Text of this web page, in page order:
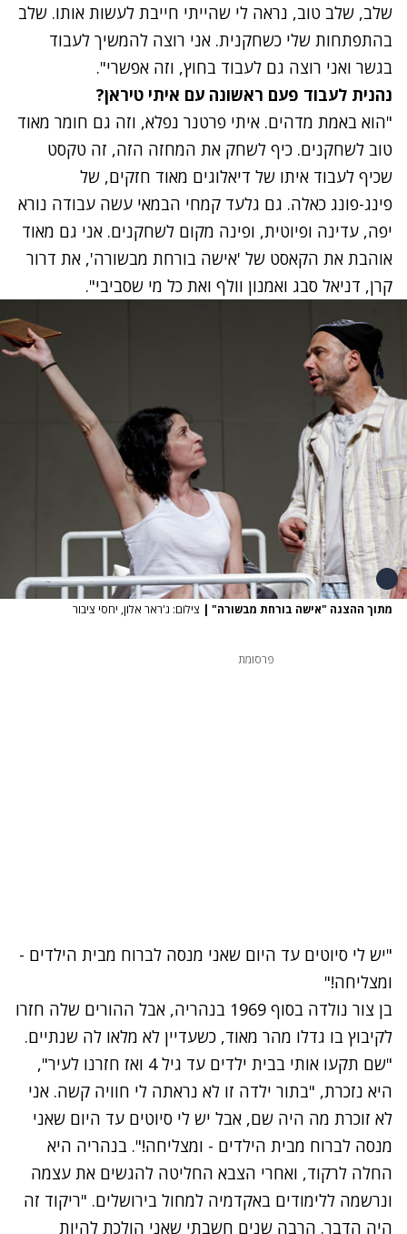
שלב, שלב טוב, נראה לי שהייתי חייבת לעשות אותו. שלב
בהתפתחות שלי כשחקנית. אני רוצה להמשיך לעבוד
בגשר ואני רוצה גם לעבוד בחוץ, וזה אפשרי".
נהנית לעבוד פעם ראשונה עם איתי טיראן?
"הוא באמת מדהים. איתי פרטנר נפלא, וזה גם חומר מאוד
טוב לשחקנים. כיף לשחק את המחזה הזה, זה טקסט
שכיף לעבוד איתו של דיאלוגים מאוד חזקים, של
פינג-פונג כאלה. גם גלעד קמחי הבמאי עשה עבודה נורא
יפה, עדינה ופיוטית, ופינה מקום לשחקנים. אני גם מאוד
אוהבת את הקאסט של 'אישה בורחת מבשורה', את דרור
קרן, דניאל סבג ואמנון וולף ואת כל מי שסביבי".
מתוך ההצגה "אישה בורחת מבשורה" | צילום: ג'ראר אלון, יחסי ציבור
פרסומת
"יש לי סיוטים עד היום שאני מנסה לברוח מבית הילדים -
ומצליחה!"
בן צור נולדה בסוף 1969 בנהריה, אבל ההורים שלה חזרו
לקיבוץ בו גדלו מהר מאוד, כשעדיין לא מלאו לה שנתיים.
"שם תקעו אותי בבית ילדים עד גיל 4 ואז חזרנו לעיר",
היא נזכרת, "בתור ילדה זו לא נראתה לי חוויה קשה. אני
לא זוכרת מה היה שם, אבל יש לי סיוטים עד היום שאני
מנסה לברוח מבית הילדים - ומצליחה!". בנהריה היא
החלה לרקוד, ואחרי הצבא החליטה להגשים את עצמה
ונרשמה ללימודים באקדמיה למחול בירושלים. "ריקוד זה
היה הדבר. הרבה שנים חשבתי שאני הולכת להיות